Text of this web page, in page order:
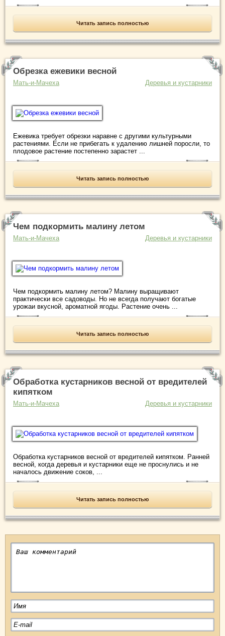
Читать запись полностью
Обрезка ежевики весной
Мать-и-Мачеха Деревья и кустарники
Ежевика требует обрезки наравне с другими культурными
растениями. Если не прибегать к удалению лишней поросли, то
плодовое растение постепенно зарастет ...
Читать запись полностью
Чем подкормить малину летом
Мать-и-Мачеха Деревья и кустарники
Чем подкормить малину летом? Малину выращивают
практически все садоводы. Но не всегда получают богатые
урожаи вкусной, ароматной ягоды. Растение очень ...
Читать запись полностью
Обработка кустарников весной от вредителей
кипятком
Мать-и-Мачеха Деревья и кустарники
Обработка кустарников весной от вредителей кипятком. Ранней
весной, когда деревья и кустарники еще не проснулись и не
началось движение соков, ...
Читать запись полностью